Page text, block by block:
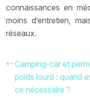
connaissances en
moins d’entretien,
réseaux.
Camping-car et
poids lourd : quand
ce nécessaire ?